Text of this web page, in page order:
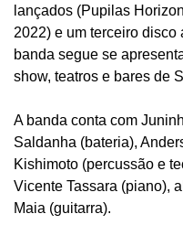
lançados (Pupilas
2022) e um terceiro
banda segue se
show, teatros e bares de
A banda conta com
Saldanha (bateria),
Kishimoto (percussão e
Vicente Tassara (piano),
Maia (guitarra).